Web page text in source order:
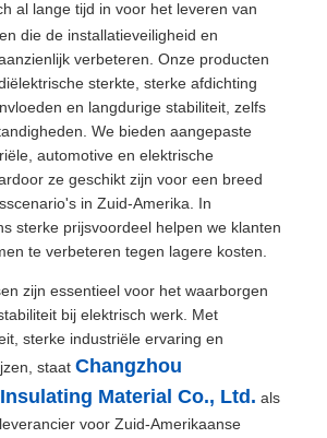
al lange tijd in voor het leveren van
die de installatieveiligheid en
verbeteren. Onze producten
sterkte, sterke afdichting
en langdurige stabiliteit, zelfs
We bieden aangepaste
automotive en elektrische
ze geschikt zijn voor een breed
in Zuid-Amerika. In
sterke prijsvoordeel helpen we klanten
te verbeteren tegen lagere kosten.
zijn essentieel voor het waarborgen
bij elektrisch werk. Met
sterke industriële ervaring en
staat Changzhou
Material Co., Ltd. als
voor Zuid-Amerikaanse